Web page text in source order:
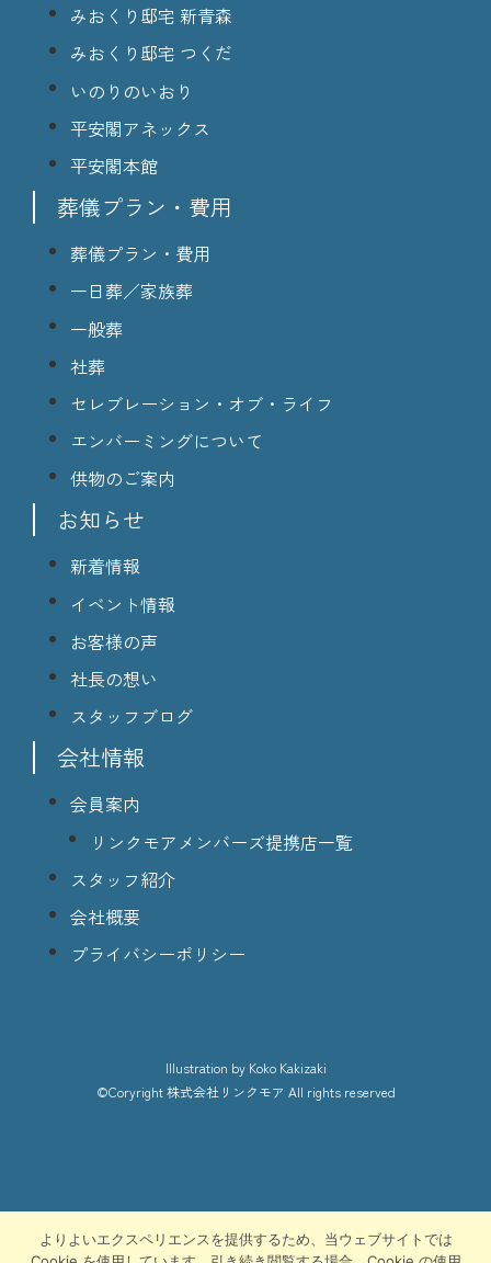
みおくり邸宅 新青森
みおくり邸宅 つくだ
いのりのいおり
平安閣アネックス
平安閣本館
葬儀プラン・費用
葬儀プラン・費用
一日葬／家族葬
一般葬
社葬
セレブレーション・オブ・ライフ
エンバーミングについて
供物のご案内
お知らせ
新着情報
イベント情報
お客様の声
社長の想い
スタッフブログ
会社情報
会員案内
リンクモアメンバーズ提携店一覧
スタッフ紹介
会社概要
プライバシーポリシー
lllustration by Koko Kakizaki
©Coryright 株式会社リンクモア All rights reserved
よりよいエクスペリエンスを提供するため、当ウェブサイトでは